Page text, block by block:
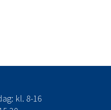
kl. 8-16